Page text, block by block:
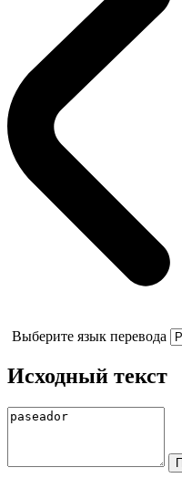
Выберите язык перевода
Исходный текст